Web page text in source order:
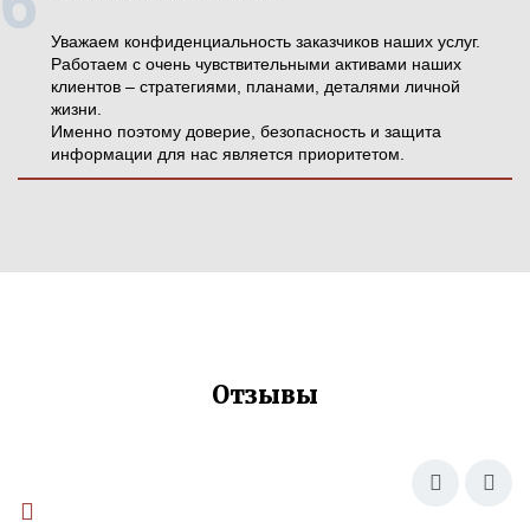
Уважаем конфиденциальность заказчиков наших услуг.
Работаем с очень чувствительными активами наших
клиентов – стратегиями, планами, деталями личной
жизни.
Именно поэтому доверие, безопасность и защита
информации для нас является приоритетом.
Отзывы